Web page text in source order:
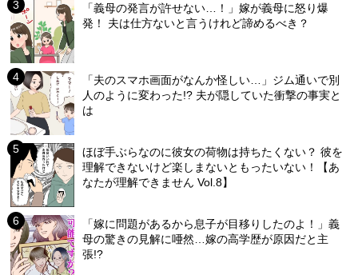
「義母の発言が許せない…！」嫁が義母に怒り爆
発！ 夫は仕方ないと言うけれど諦めるべき？
「夫のスマホ画面がなんか怪しい…」ジム通いで別
人のように変わった!? 夫が隠していた衝撃の事実と
は
ほぼ手ぶらなのに彼女の荷物は持ちたくない？ 彼を
理解できないけど楽しまないともったいない！【あ
なたが理解できません Vol.8】
「嫁に問題があるから息子が目移りしたのよ！」義
母の驚きの見解に唖然…嫁の高学歴が原因だと主
張!?